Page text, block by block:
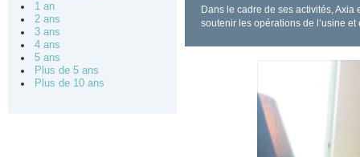
1 an
2 ans
3 ans
4 ans
5 ans
Plus de 5 ans
Plus de 10 ans
Dans le cadre de ses activités, Axia
soutenir les opérations de l’usine